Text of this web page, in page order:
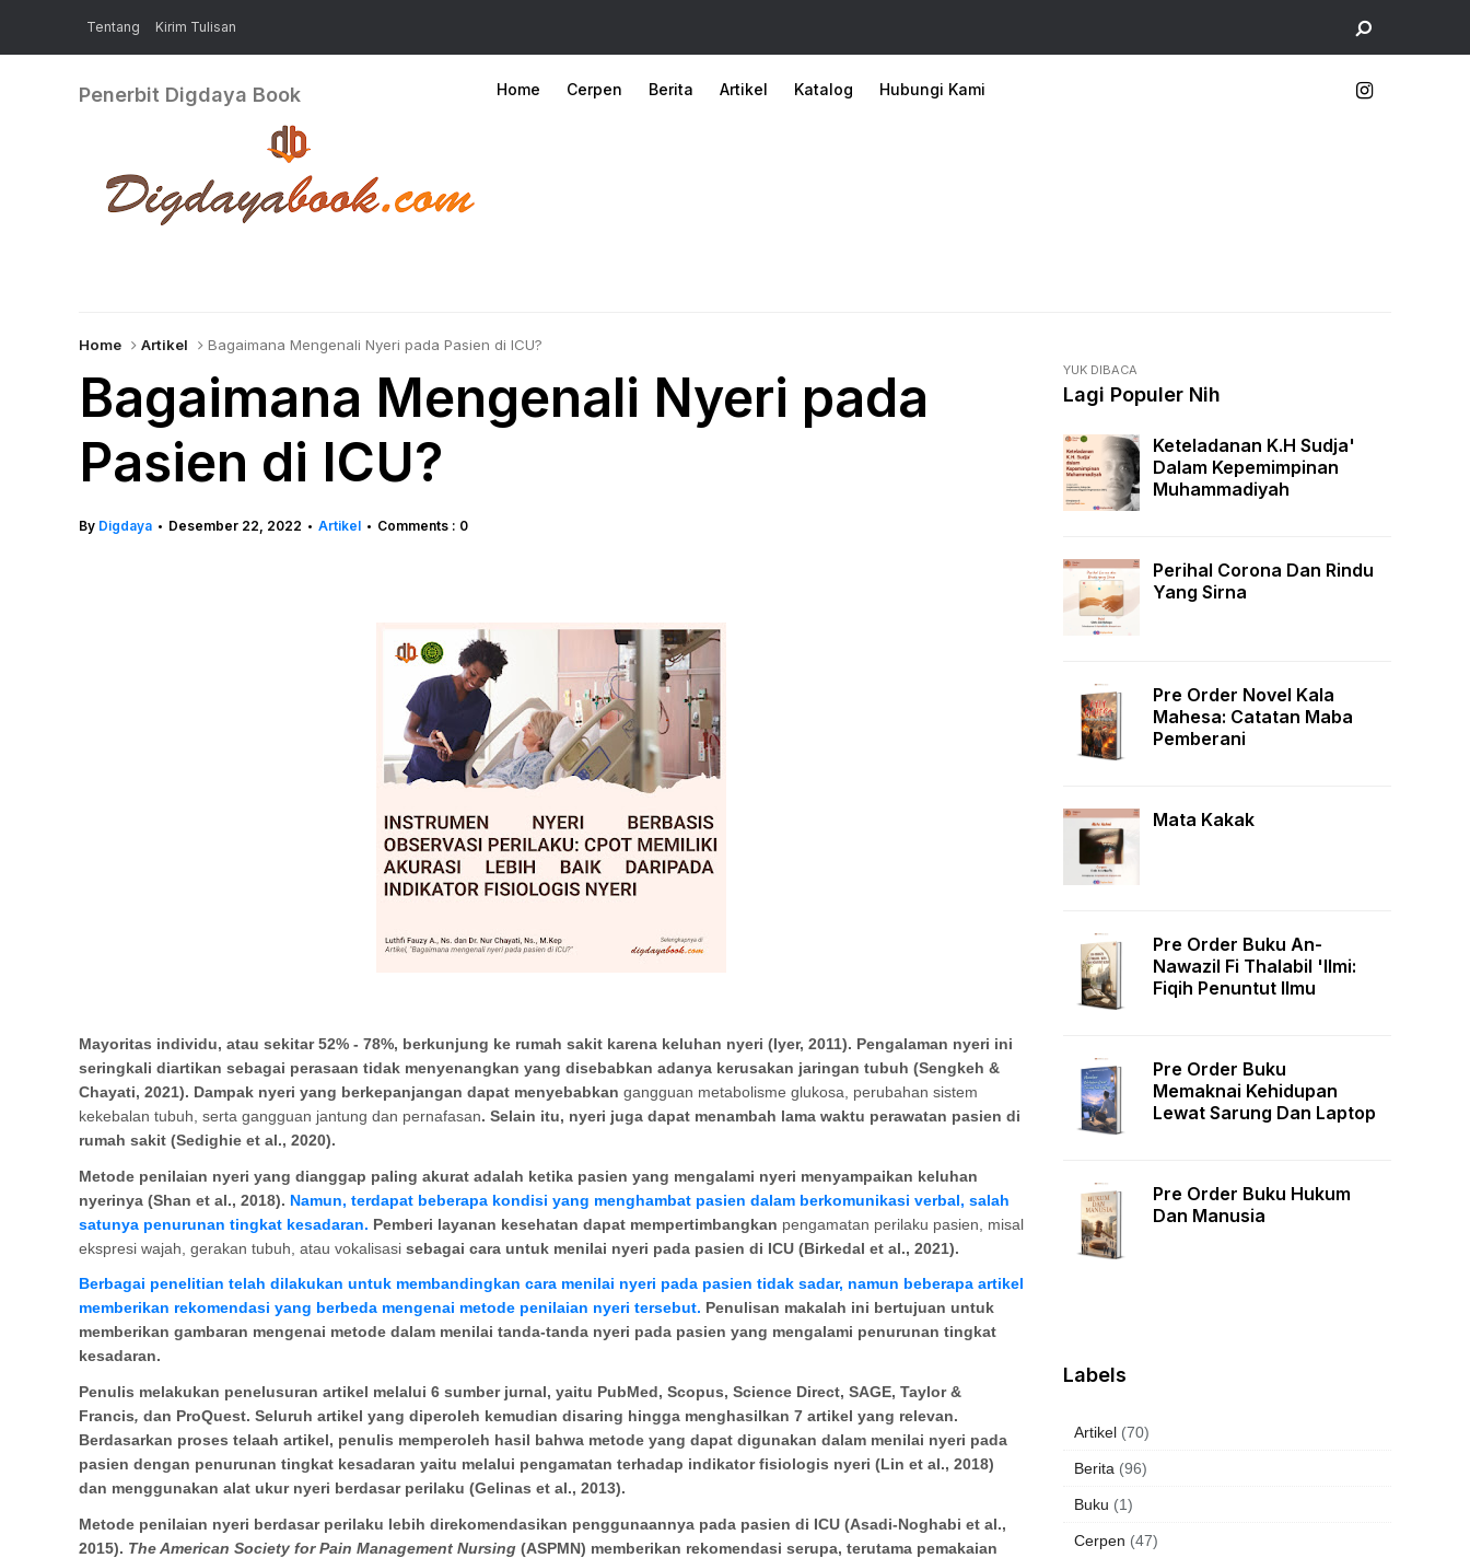
Tentang Kirim Tulisan
Penerbit Digdaya Book Home Cerpen Berita Artikel Katalog Hubungi Kami
Home Artikel Bagaimana Mengenali Nyeri pada Pasien di ICU?
Bagaimana Mengenali Nyeri pada
Pasien di ICU?
By Digdaya • Desember 22, 2022 • Artikel • Comments : 0
Mayoritas individu, atau sekitar 52% - 78%, berkunjung ke rumah sakit karena keluhan nyeri (Iyer, 2011). Pengalaman nyeri ini
seringkali diartikan sebagai perasaan tidak menyenangkan yang disebabkan adanya kerusakan jaringan tubuh (Sengkeh &
Chayati, 2021). Dampak nyeri yang berkepanjangan dapat menyebabkan gangguan metabolisme glukosa, perubahan sistem
kekebalan tubuh, serta gangguan jantung dan pernafasan. Selain itu, nyeri juga dapat menambah lama waktu perawatan pasien di
rumah sakit (Sedighie et al., 2020).
Metode penilaian nyeri yang dianggap paling akurat adalah ketika pasien yang mengalami nyeri menyampaikan keluhan
nyerinya (Shan et al., 2018). Namun, terdapat beberapa kondisi yang menghambat pasien dalam berkomunikasi verbal, salah
satunya penurunan tingkat kesadaran. Pemberi layanan kesehatan dapat mempertimbangkan pengamatan perilaku pasien, misal
ekspresi wajah, gerakan tubuh, atau vokalisasi sebagai cara untuk menilai nyeri pada pasien di ICU (Birkedal et al., 2021).
Berbagai penelitian telah dilakukan untuk membandingkan cara menilai nyeri pada pasien tidak sadar, namun beberapa artikel
memberikan rekomendasi yang berbeda mengenai metode penilaian nyeri tersebut. Penulisan makalah ini bertujuan untuk
memberikan gambaran mengenai metode dalam menilai tanda-tanda nyeri pada pasien yang mengalami penurunan tingkat
kesadaran.
Penulis melakukan penelusuran artikel melalui 6 sumberjurnal, yaitu PubMed, Scopus, Science Direct, SAGE, Taylor &
Francis, dan ProQuest. Seluruh artikel yang diperoleh kemudian disaring hingga menghasilkan 7 artikel yang relevan.
Berdasarkan proses telaah artikel, penulis memperoleh hasil bahwa metode yang dapat digunakan dalam menilai nyeri pada
pasien dengan penurunan tingkat kesadaran yaitu melalui pengamatan terhadap indikator fisiologis nyeri (Lin et al., 2018)
dan menggunakan alat ukur nyeri berdasar perilaku (Gelinas et al., 2013).
Metode penilaian nyeri berdasar perilaku lebih direkomendasikan penggunaannya pada pasien di ICU (Asadi-Noghabi et al.,
2015). The American Society for Pain Management Nursing (ASPMN) memberikan rekomendasi serupa, terutama pemakaian
YUK DIBACA
Lagi Populer Nih
Keteladanan K.H Sudja'
Dalam Kepemimpinan
Muhammadiyah
Perihal Corona Dan Rindu
Yang Sirna
Pre Order Novel Kala
Mahesa: Catatan Maba
Pemberani
Mata Kakak
Pre Order Buku An-
Nawazil Fi Thalabil 'Ilmi:
Fiqih Penuntut Ilmu
Pre Order Buku
Memaknai Kehidupan
Lewat Sarung Dan Laptop
Pre Order Buku Hukum
Dan Manusia
Labels
Artikel (70)
Berita (96)
Buku (1)
Cerpen (47)